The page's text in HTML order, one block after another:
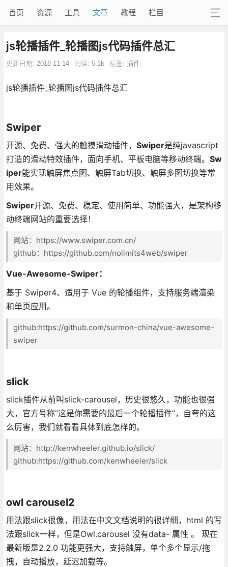
首页 资源 工具 文章 教程 栏目
js轮播插件_轮播图js代码插件总汇
更新日期: 2018-11-14 阅读: 5.1k 标签: 插件
js轮播插件_轮播图js代码插件总汇
Swiper
开源、免费、强大的触摸滑动插件， Swiper是纯javascript
打造的滑动特效插件，面向手机、平板电脑等移动终端。 Sw
iper能实现触屏焦点图、触屏Tab切换、触屏多图切换等常
用效果。
Swiper开源、免费、稳定、使用简单、功能强大，是架构移
动终端网站的重要选择！
网站：https://www.swiper.com.cn/
github：https://github.com/nolimits4web/swiper
Vue-Awesome-Swiper：
基于 Swiper4、适用于 Vue 的轮播组件，支持服务端渲染
和单页应用。
github:https://github.com/surmon-china/vue-awesome-
swiper
slick
slick插件从前叫slick-carousel，历史很悠久，功能也很强
大，官方号称“这是你需要的最后一个轮播插件”，自夸的这
么厉害，我们就看看具体到底怎样的。
网站：http://kenwheeler.github.io/slick/
github:https://github.com/kenwheeler/slick
owl carousel2
用法跟slick很像，用法在中文文档说明的很详细，html 的写
法跟slick一样，但是Owl.carousel 没有data- 属性 。 现在
最新版是2.2.0 功能更强大，支持触屏，单个多个显示/拖
拽，自动播放，延迟加载等。